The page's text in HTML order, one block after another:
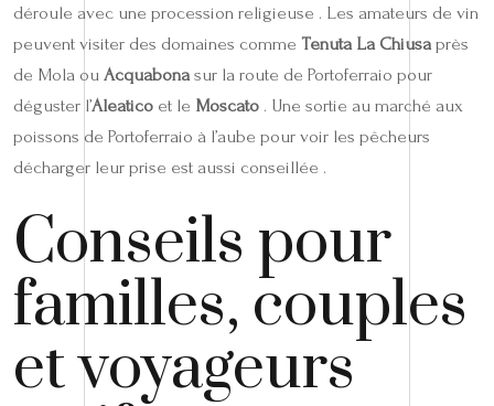
déroule avec une procession religieuse . Les amateurs de vin
peuvent visiter des domaines comme Tenuta La Chiusa près
de Mola ou Acquabona sur la route de Portoferraio pour
déguster l’Aleatico et le Moscato . Une sortie au marché aux
poissons de Portoferraio à l’aube pour voir les pêcheurs
décharger leur prise est aussi conseillée .
Conseils pour
familles, couples
et voyageurs